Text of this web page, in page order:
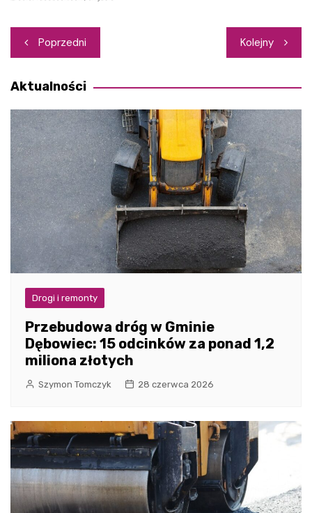
Nawigacja
wpisu
Poprzedni Kolejny
Aktualności
Drogi i remonty
Przebudowa dróg w Gminie
Dębowiec: 15 odcinków za ponad 1,2
miliona złotych
Szymon Tomczyk 28 czerwca 2026